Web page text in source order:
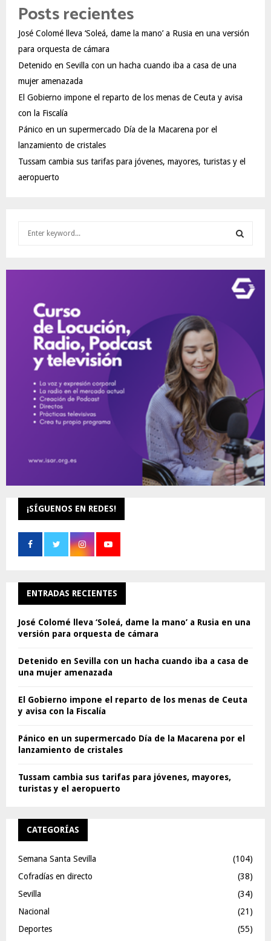
Posts recientes
José Colomé lleva ‘Soleá, dame la mano’ a Rusia en una versión
para orquesta de cámara
Detenido en Sevilla con un hacha cuando iba a casa de una
mujer amenazada
El Gobierno impone el reparto de los menas de Ceuta y avisa
con la Fiscalía
Pánico en un supermercado Día de la Macarena por el
lanzamiento de cristales
Tussam cambia sus tarifas para jóvenes, mayores, turistas y el
aeropuerto
E
¡SÍGUENOS EN REDES!
ENTRADAS RECIENTES
José Colomé lleva ‘Soleá, dame la mano’ a Rusia en una
versión para orquesta de cámara
Detenido en Sevilla con un hacha cuando iba a casa de
una mujer amenazada
El Gobierno impone el reparto de los menas de Ceuta
y avisa con la Fiscalía
Pánico en un supermercado Día de la Macarena por el
lanzamiento de cristales
Tussam cambia sus tarifas para jóvenes, mayores,
turistas y el aeropuerto
CATEGORÍAS
Semana Santa Sevilla
(104)
Cofradías en directo
(38)
Sevilla
(34)
Nacional
(21)
Deportes
(55)